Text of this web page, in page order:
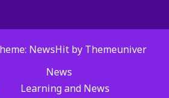
NewsHit by Themeuniver
News
Learning and News